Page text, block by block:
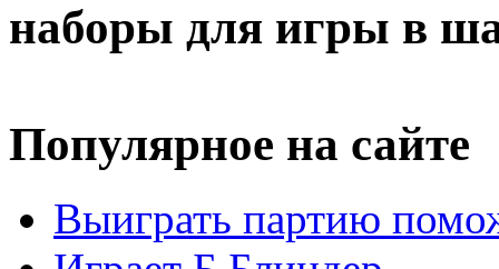
наборы для игры в
Популярное на сайте
Выиграть партию